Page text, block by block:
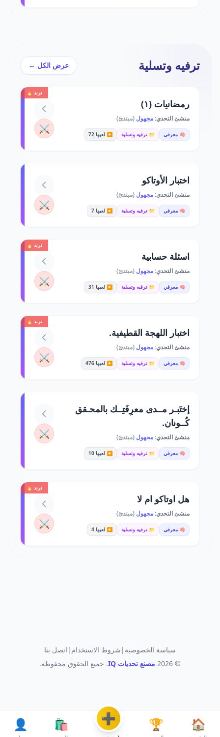
ترفيه وتسلية عرض الكل ←
ترند 🔥
رمضانيات (١)
منشئ التحدي:مجهول (مبتدئ)
🧠 معرفي 📁 ترفيه وتسلية ▶️ لعبها 72 ⚔️
اختبار الأوتاكو
منشئ التحدي:مجهول (مبتدئ)
🧠 معرفي 📁 ترفيه وتسلية ▶️ لعبها 7 ⚔️
ترند 🔥
اسئلة حسابية
منشئ التحدي:مجهول (مبتدئ)
🧠 معرفي 📁 ترفيه وتسلية ▶️ لعبها 31 ⚔️
ترند 🔥
اختبار اللهجة القطيفية.
منشئ التحدي:مجهول (مبتدئ)
🧠 معرفي 📁 ترفيه وتسلية ▶️ لعبها 476 ⚔️
إختَبـر مــدى معرِفَتِــك بالمحـقق
كُــونان.
منشئ التحدي:مجهول (مبتدئ)
🧠 معرفي 📁 ترفيه وتسلية ▶️ لعبها 10
⚔️
ترند 🔥
هل اوتاكو ام لا
منشئ التحدي:مجهول (مبتدئ)
🧠 معرفي 📁 ترفيه وتسلية ▶️ لعبها 4 ⚔️
🏠
🏆
➕
🛍️
👤
سياسة الخصوصية | شروط الاستخدام | اتصل بنا
© 2026
مصنع تحديات IQ . جميع الحقوق محفوظة.